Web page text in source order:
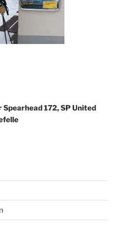
172, SP United